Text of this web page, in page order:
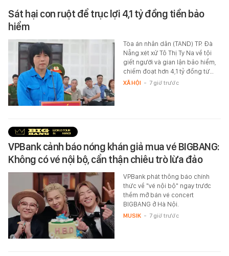
Sát hại con ruột để trục lợi 4,1 tỷ đồng tiền bảo
hiểm
Tòa án nhân dân (TAND) TP. Đà
Nẵng xét xử Tô Thị Ty Na về tội
giết người và gian lận bảo hiểm,
chiếm đoạt hơn 4,1 tỷ đồng từ…
XÃ HỘI - 7 giờ trước
VPBank cảnh báo nóng khán giả mua vé BIGBANG:
Không có vé nội bộ, cẩn thận chiêu trò lừa đảo
VPBank phát thông báo chính
thức về "vé nội bộ" ngay trước
thềm mở bán vé concert
BIGBANG ở Hà Nội.
MUSIK - 7 giờ trước